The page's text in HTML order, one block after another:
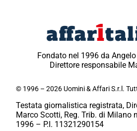
Fondato nel 1996 da
Direttore responsabile
© 1996 – 2026 Uomini & Affari S.r.l.
Testata giornalistica registrata,
Marco Scotti, Reg. Trib. di Milano
1996 – P.I. 11321290154